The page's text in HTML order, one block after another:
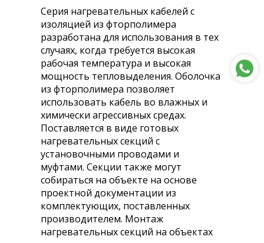
Серия нагревательных кабелей с
изоляцией из фторполимера
разработана для использования в тех
случаях, когда требуется высокая
рабочая температура и высокая
мощность тепловыделения. Оболочка
из фторполимера позволяет
использовать кабель во влажных и
химически агрессивных средах.
Поставляется в виде готовых
нагревательных секций с
установочными проводами и
муфтами. Секции также могут
собираться на объекте на основе
проектной документации из
комплектующих, поставленных
производителем. Монтаж
нагревательных секций на объектах